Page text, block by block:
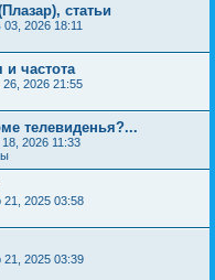
статьи
2026 18:11
и частота
2026 21:55
телевиденья?...
2026 11:33
2025 03:58
2025 03:39